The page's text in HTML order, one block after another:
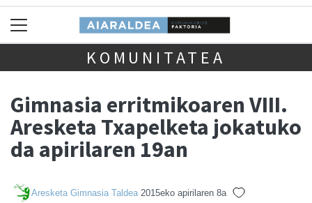
KOMUNITATEA
Gimnasia erritmikoaren VIII.
Aresketa Txapelketa jokatuko
da apirilaren 19an
Aresketa Gimnasia Taldea 2015eko apirilaren 8a